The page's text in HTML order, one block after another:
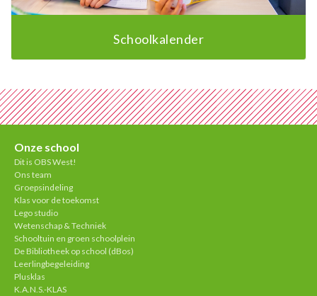
Schoolkalender
Onze school
Dit is OBS West!
Ons team
Groepsindeling
Klas voor de toekomst
Lego studio
Wetenschap & Techniek
Schooltuin en groen schoolplein
De Bibliotheek op school (dBos)
Leerlingbegeleiding
Plusklas
K.A.N.S.-KLAS